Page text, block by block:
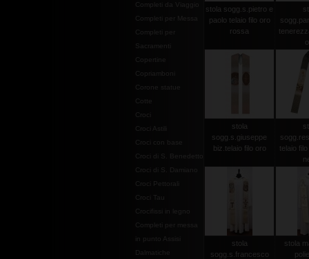
Completi da Viaggio
Completi per Messa
Completi per
Sacramenti
Copertine
Copriamboni
Corone statue
Cotte
Croci
Croci Astili
Croci con base
Croci di S. Benedetto
Croci di S. Damiano
Croci Pettorali
Croci Tau
Crocifissi in legno
Completi per messa
in punto Assisi
Dalmatiche
stola sogg.s.pietro e
paolo telaio filo oro
rossa
stola
sogg.s.giuseppe
biz.telaio filo oro
telaio
stola
sogg.s.francesco
stola